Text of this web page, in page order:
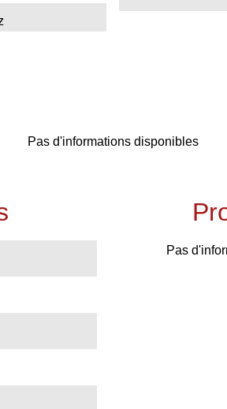
Pas d'informations disponibles
Pas